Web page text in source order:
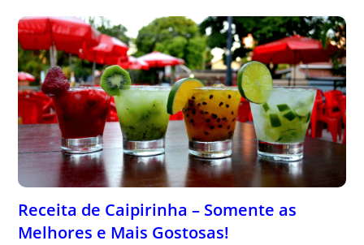
Receita de Caipirinha – Somente as
Melhores e Mais Gostosas!